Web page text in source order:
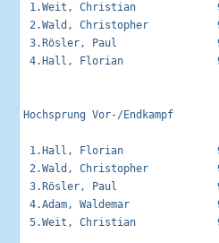
1.Weit, Christian
2.Wald, Christopher
3.Rösler, Paul                93
4.Hall, Florian
Hochsprung Vor-/
1.Hall, Florian
2.Wald, Christopher
3.Rösler, Paul
4.Adam, Waldemar
5.Weit, Christian